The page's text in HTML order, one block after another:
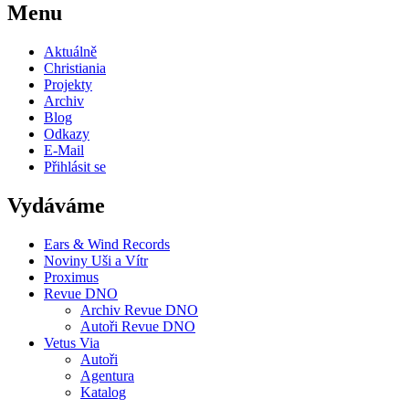
Menu
Aktuálně
Christiania
Projekty
Archiv
Blog
Odkazy
E-Mail
Přihlásit se
Vydáváme
Ears & Wind Records
Noviny Uši a Vítr
Proximus
Revue DNO
Archiv Revue DNO
Autoři Revue DNO
Vetus Via
Autoři
Agentura
Katalog